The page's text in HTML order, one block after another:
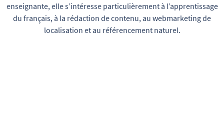
enseignante, elle s’intéresse particulièrement à l’apprentissage
du français, à la rédaction de contenu, au webmarketing de
localisation et au référencement naturel.